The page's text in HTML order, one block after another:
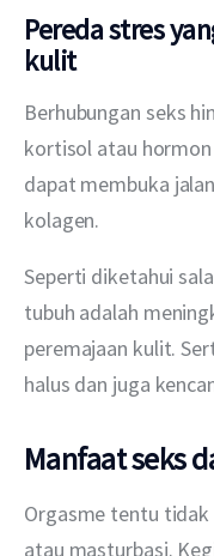
Pereda stres
kulit
Berhubungan seks
kortisol atau
dapat membuka
kolagen.
Seperti diketahui
tubuh adalah
peremajaan kulit.
halus dan juga
Manfaat seks
Orgasme tentu tidak
atau masturbasi.